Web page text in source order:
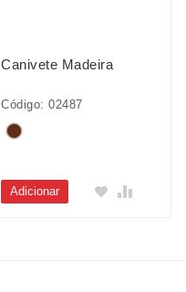
Canivete Madeira
Código: 02487
Adicionar